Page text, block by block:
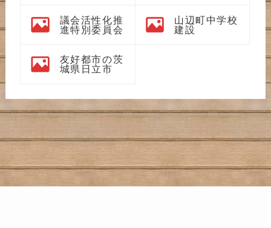
議会活性化推
進特別委員会
山辺町中学校
建設
友好都市の茨
城県日立市